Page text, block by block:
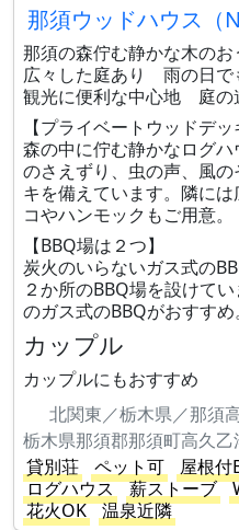
那須ウッドハウス（
那須の森佇む静かな木の
広々した庭あり 雨の日
観光に便利な中心地 庭の
【プライベートウッドデ
森の中に佇む静かなログ
のさえずり、虫の声、風
キを備えています。隣に
コやハンモックもご用意。
【BBQ場は２つ】
炭火のいらないガス式の
２か所のBBQ場を設けて
のガス式のBBQがおすすめ。
カップル
カップルにもおすすめ
北関東／栃木県／那須
貸別荘
ペット可 屋根付
ログハウス
薪ストーブ
花火OK
温泉近隣